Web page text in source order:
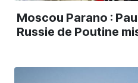
Moscou Parano :
Russie de Poutine